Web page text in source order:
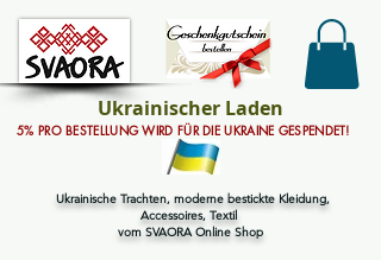
Ukrainische Trachten, moderne bestickte Kleidung,
Accessoires, Textil
vom SVAORA Online Shop
5% PRO BESTELLUNG WIRD FÜR DIE UKRAINE GESPENDET!
Ukrainischer Laden